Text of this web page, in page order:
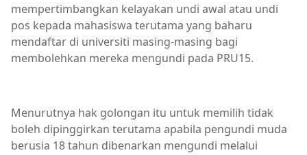
mempertimbangkan kelayakan undi awal atau undi
pos kepada mahasiswa terutama yang baharu
mendaftar di universiti masing-masing bagi
membolehkan mereka mengundi pada PRU15.
Menurutnya hak golongan itu untuk memilih tidak
boleh dipinggirkan terutama apabila pengundi muda
berusia 18 tahun dibenarkan mengundi melalui